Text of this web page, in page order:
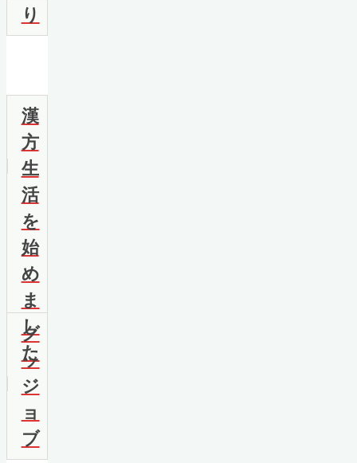
り
漢
方
生
活
を
始
め
ま
し
た
グ
ッ
ジ
ョ
ブ